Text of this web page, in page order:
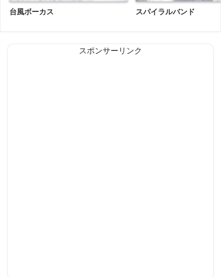
台風ボーカス スパイラルバンド
スポンサーリンク